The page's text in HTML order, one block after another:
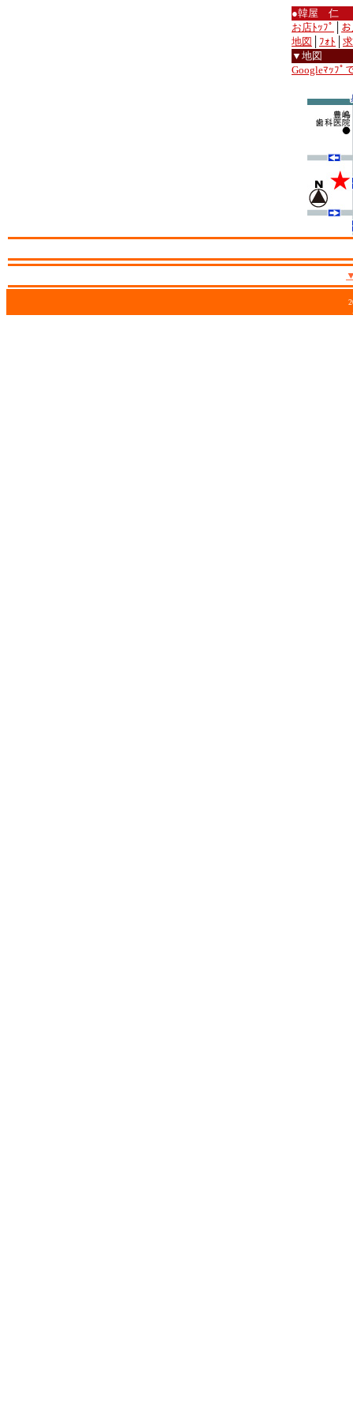
●韓屋 仁
お店ﾄｯﾌﾟ
地図
ﾌｫﾄ
▼地図
Googleﾏｯﾌﾟ